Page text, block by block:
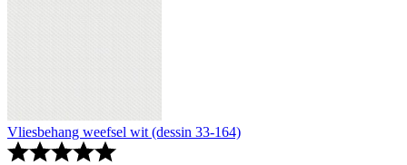
Vliesbehang weefsel wit (dessin 33-164)